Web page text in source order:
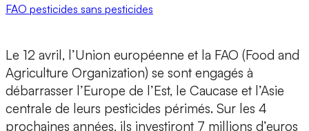
FAO pesticides sans pesticides
Le 12 avril, l’Union européenne et la FAO (Food and
Agriculture Organization) se sont engagés à
débarrasser l’Europe de l’Est, le Caucase et l’Asie
centrale de leurs pesticides périmés. Sur les 4
prochaines années, ils investiront 7 millions d’euros